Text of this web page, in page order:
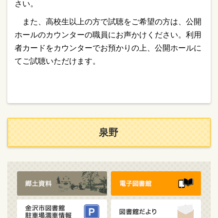
さい。
また、高校生以上の方で試聴をご希望の方は、公開
ホールのカウンターの職員にお声かけくださ い。利用
者カードをカウンターでお預かりの上、公開ホールに
てご試聴いただけます。
泉野